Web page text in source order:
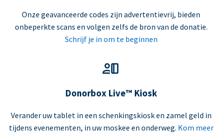
Onze geavanceerde codes zijn advertentievrij, bieden
onbeperkte scans en volgen zelfs de bron van de donatie.
Schrijf je in om te beginnen
Donorbox Live™ Kiosk
Verander uw tablet in een schenkingskiosk en zamel geld in
tijdens evenementen, in uw moskee en onderweg. Kom meer